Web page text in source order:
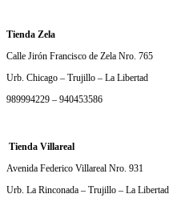
Tienda Zela
Calle Jirón Francisco de Zela Nro. 765
Urb. Chicago – Trujillo – La Libertad
989994229 – 940453586
Tienda Villareal
Avenida Federico Villareal Nro. 931
Urb. La Rinconada – Trujillo – La Libertad